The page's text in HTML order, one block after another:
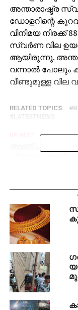
അന്താരാഷ്ട്ര
ഡോളറിന്റെ കുറവ്
വിനിമയ നിരക്ക്
സ്വര്‍ണ വില
ആയിരുന്നു.
വന്നാല്‍ പോലും
വീണ്ടുമുള്ള വില
RELATED TOPICS:
അഞ്ച് ഗോള്‍,
വിജയവുമായി
രാഹുല്‍
‘ഇരുട്ടില്‍
നല്‍കാന്‍